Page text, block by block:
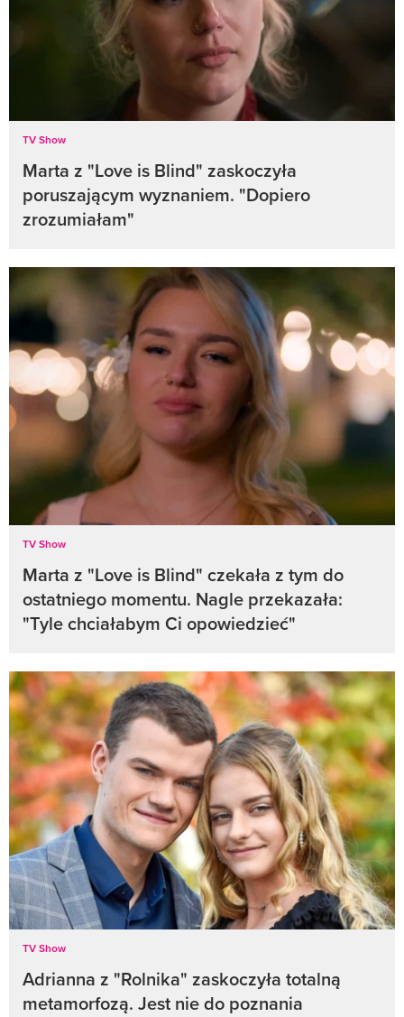
TV Show
Marta z "Love is Blind" zaskoczyła
poruszającym wyznaniem. "Dopiero
zrozumiałam"
TV Show
Marta z "Love is Blind" czekała z tym do
ostatniego momentu. Nagle przekazała:
"Tyle chciałabym Ci opowiedzieć"
TV Show
Adrianna z "Rolnika" zaskoczyła totalną
metamorfozą. Jest nie do poznania